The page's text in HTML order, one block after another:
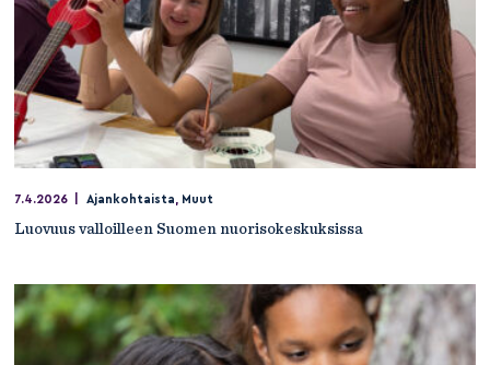
7.4.2026 Ajankohtaista Muut
Luovuus valloilleen Suomen nuorisokeskuksissa